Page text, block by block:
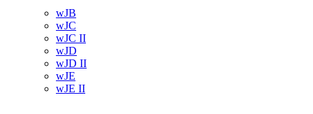
Navigation
überspringen
wJB
wJC
wJC II
wJD
wJD II
wJE
wJE II